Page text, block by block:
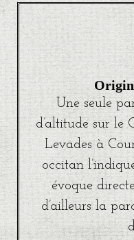
Une seule
d’altitude sur le
Levades à
occitan
évoque
d’ailleurs la